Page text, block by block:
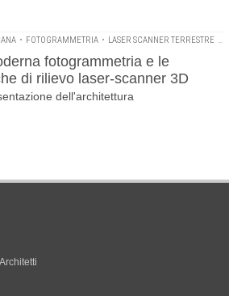
• FOTOGRAMMETRIA • LASER SCANNER TERRESTRE
fotogrammetria e le
di rilievo laser-scanner 3D
dell'architettura